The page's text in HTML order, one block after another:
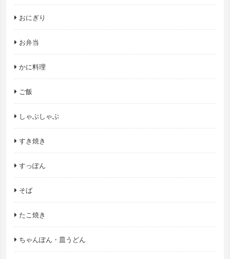
おにぎり
お弁当
かに料理
ご飯
しゃぶしゃぶ
すき焼き
すっぽん
そば
たこ焼き
ちゃんぽん・皿うどん